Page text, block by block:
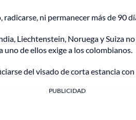
ni permanecer más de 90
Liechtenstein, Noruega y Suiza
uno de ellos exige a los colombianos.
del visado de corta estancia
PUBLICIDAD